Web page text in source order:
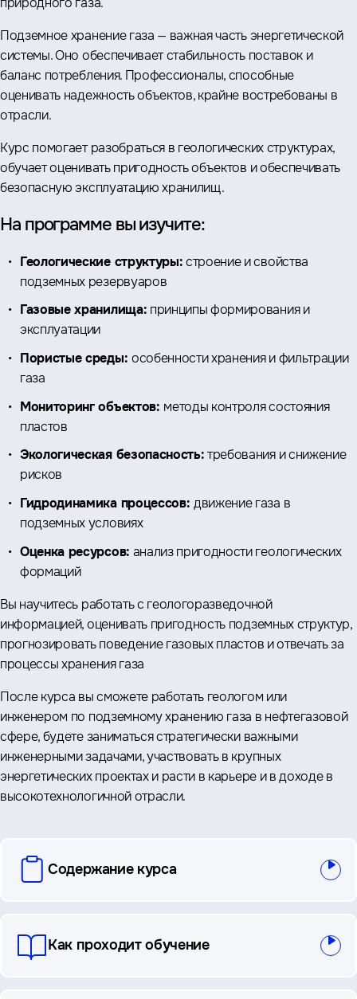
Подземное хранение газа — важная часть энергетической
системы. Оно обеспечивает стабильность поставок и
баланс потребления. Профессионалы, способные
оценивать надежность объектов, крайне востребованы в
отрасли.
Курс помогает разобраться в геологических структурах,
обучает оценивать пригодность объектов и обеспечивать
безопасную эксплуатацию хранилищ.
На программе вы изучите:
Геологические структуры:строение и свойства
подземных резервуаров
Газовые хранилища: принципы формирования и
эксплуатации
Пористые среды: особенности хранения и фильтрации
газа
Мониторинг объектов: методы контроля состояния
пластов
Экологическая безопасность:требования и снижение
рисков
Гидродинамика процессов: движение газа в
подземных условиях
Оценка ресурсов: анализ пригодности геологических
формаций
Вы научитесь работать с геологоразведочной
информацией, оценивать пригодность подземных структур,
прогнозировать поведение газовых пластов и отвечать за
процессы хранения газа
После курса вы сможете работать геологом или
инженером по подземному хранению газа в нефтегазовой
сфере, будете заниматься стратегически важными
инженерными задачами, участвовать в крупных
энергетических проектах и расти в карьере и в доходе в
высокотехнологичной отрасли.
вопросы
Содержание курса
Как проходит обучение